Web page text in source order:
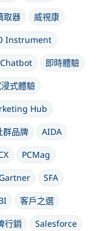
取器
威視康
Instrument
Chatbot
即時體驗
式體驗
Hub
群品牌
AIDA
PCMag
SFA
客戶之選
行銷
Salesforce